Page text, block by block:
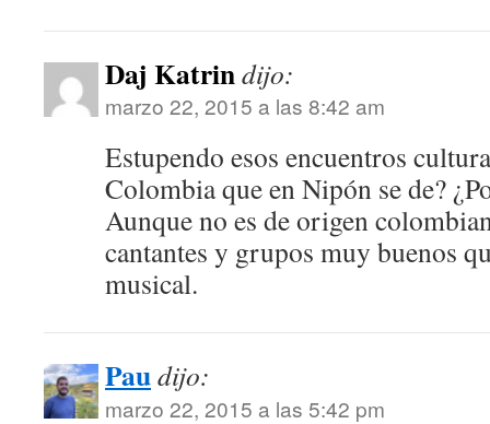
Daj Katrindijo:
marzo 22, 2015 a las 8:42 am
Estupendo esos encuentros
Colombia que en Nipón se de?
Aunque no es de origen
cantantes y grupos muy buenos
musical.
Paudijo:
marzo 22, 2015 a las 5:42 pm